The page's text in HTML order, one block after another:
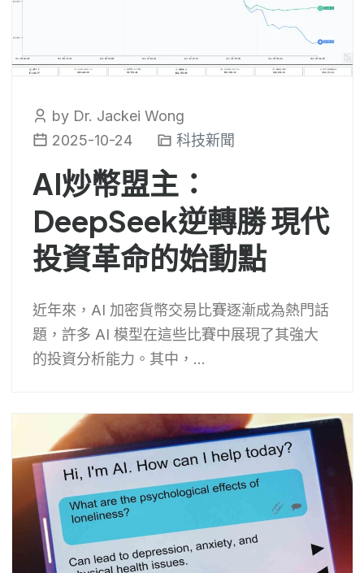
by Dr. Jackei Wong
2025-10-24
科技新聞
AI炒幣盟主：
DeepSeek逆轉勝 現代
投資革命的始動點
近年來，AI 加密貨幣交易比賽逐漸成為熱門話
題，許多 AI 模型在這些比賽中展現了其強大
的投資分析能力。其中，...